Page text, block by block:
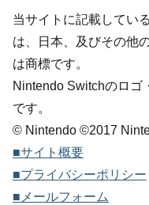
当サイトに記載してい
は、日本、及びその他
は商標です。
Nintendo Switchのロゴ
です。
© Nintendo ©2017
■サイト概要
■プライバシーポリシー
■メールフォーム